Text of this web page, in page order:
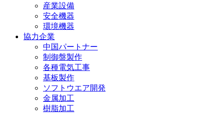
産業設備
安全機器
環境機器
協力企業
中国パートナー
制御盤製作
各種電気工事
基板製作
ソフトウエア開発
金属加工
樹脂加工